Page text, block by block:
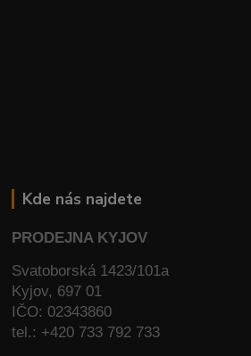
Kde nás najdete
PRODEJNA KYJOV
Svatoborská 1423/101a
Kyjov, 697 01
IČO: 02343860
tel.: +420 733 792 733